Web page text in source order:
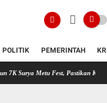
POLITIK PEMERINTAH
Pastikan Kegiatan Berjalan